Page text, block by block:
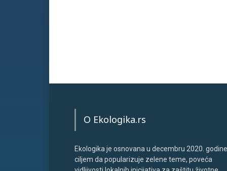
O Ekologika.rs
Ekologika je osnovana u decembru 2020.
ciljem da popularizuje zelene teme, poveća